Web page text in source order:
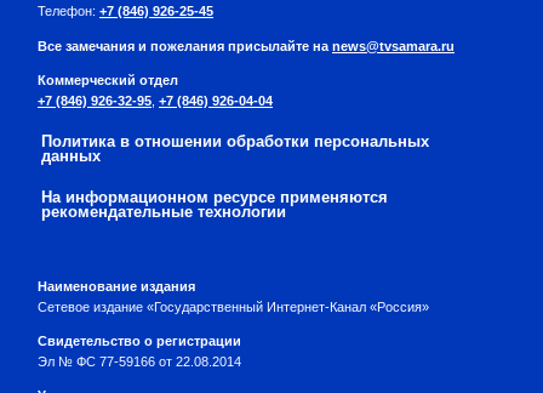
Телефон: +7 (846) 926-25-45
Все замечания и пожелания присылайте на news@tvsamara.ru
Коммерческий отдел
+7 (846) 926-32-95 +7 (846) 926-04-04
Политика в отношении обработки персональных
данных
На информационном ресурсе применяются
рекомендательные технологии
Наименование издания
Сетевое издание «Государственный Интернет-Канал «Россия»
Свидетельство о регистрации
Эл № ФС 77-59166 от 22.08.2014